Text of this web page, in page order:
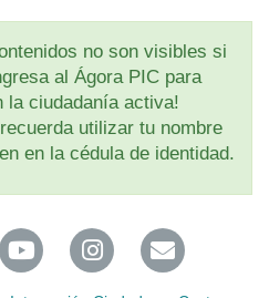
no son visibles si
al Ágora PIC para
la ciudadanía activa!
utilizar tu nombre
en la cédula de identidad.